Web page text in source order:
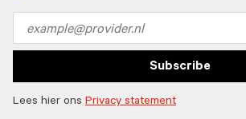
address
Subscribe
Lees hier ons Privacy statement